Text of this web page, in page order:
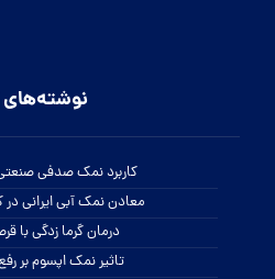
نوشته‌های
کاربرد نمک صدفی
معادن نمک آبی ایرانی در
درمان گرما زدگی با
تاثیر نمک اپسوم بر